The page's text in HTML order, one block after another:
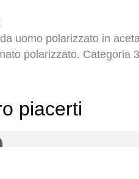
uomo polarizzato in
polarizzato. Categoria
piacerti